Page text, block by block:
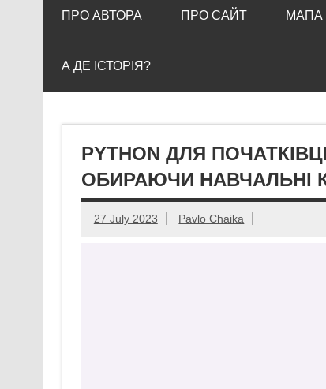
ПРО АВТОРА ПРО САЙТ МАПА
А ДЕ ІСТОРІЯ?
PYTHON ДЛЯ
ОБИРАЮЧИ НАВЧАЛЬНІ
27 July 2023 Pavlo Chaika